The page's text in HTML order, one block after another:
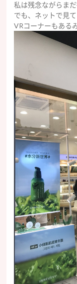
私は残念ながらま
でも、ネットで見
VRコーナーもある